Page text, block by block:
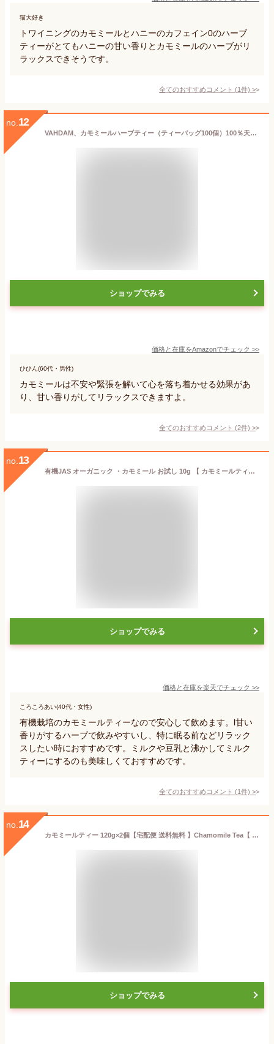
猫大好き
トワイニングのカモミールとハニーのカフェイン0のハーブ
ティーがとてもハニーの甘い香りとカモミールのハーブがリ
ラックスできそうです。
全てのおすすめコメント (1件) >
no. 12
VAHDAM、カモミールハーブティー（ティーバッグ100個）100％天然成分| カモミールティー| カフェイン無料| ナイトタイムビバレッジ| なだめる＆落ち着くTisane | フローラルフレーバー
ショップでみる
価格と在庫をAmazonでチェック >>
ひひん(60代・男性)
カモミールは不安や緊張を解いて心を落ち着かせる効果があ
り、甘い香りがしてリラックスできますよ。
全てのおすすめコメント (2件) >
no. 13
有機JAS オーガニック ・カモミール お試し 10g 【 カモミールティー ハーブティー カモミールジャーマン 無農薬 リーフティー 茶葉 ドライハーブ 】
ショップでみる
価格と在庫を楽天でチェック >>
ころころあい(40代・女性)
有機栽培のカモミールティーなので安心して飲めます。l甘い
香りがするハーブで飲みやすいし、特に眠る前などリラック
スしたい時におすすめです。ミルクや豆乳と沸かしてミルク
ティーにするのも美味しくておすすめです。
全てのおすすめコメント (1件) >
no. 14
カモミールティー 120g×2個【宅配便 送料無料 】Chamomile Tea【 ジャーマンカモミール カミツレ ハーブティー】
ショップでみる